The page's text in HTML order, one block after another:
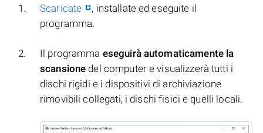
Scaricate
, installate ed eseguite il
programma.
Il programma eseguirà automaticamente la
scansione del computer e visualizzerà tutti i
dischi rigidi e i dispositivi di archiviazione
rimovibili collegati, i dischi fisici e quelli locali.